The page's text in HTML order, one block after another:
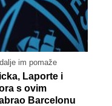
im pomaže
Laporte i
s ovim
Barcelonu